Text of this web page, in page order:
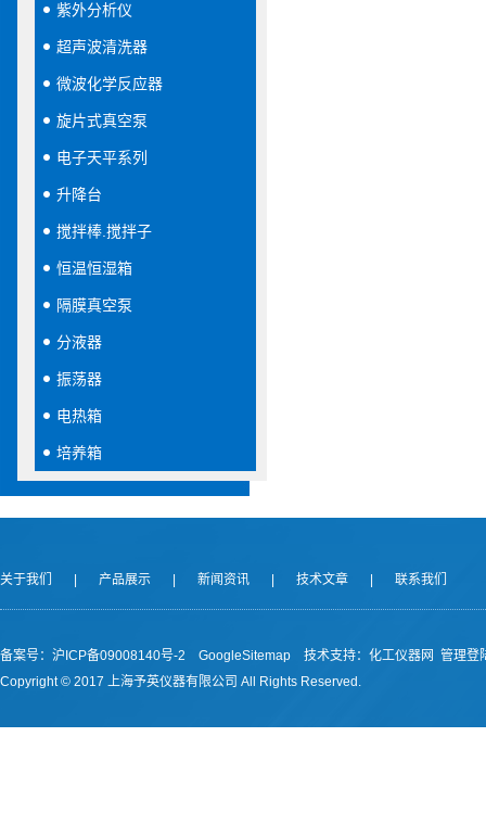
紫外分析仪
超声波清洗器
微波化学反应器
旋片式真空泵
电子天平系列
升降台
搅拌棒.搅拌子
恒温恒湿箱
隔膜真空泵
分液器
振荡器
电热箱
培养箱
关于我们 产品展示 新闻资讯 技术文章 联系我们
备案号：沪ICP备09008140号-2 GoogleSitemap 技术支持： 化工仪器网 管理登
Copyright © 2017 上海予英仪器有限公司 All Rights Reserved.